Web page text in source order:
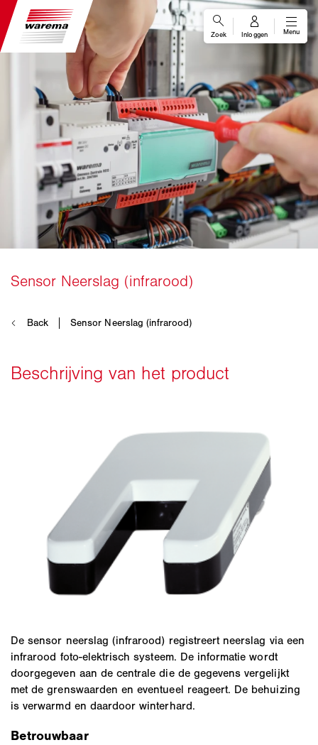
De sensor neerslag (infrarood) registreert neerslag via een
infrarood foto-elektrisch systeem. De informatie wordt
doorgegeven aan de centrale die de gegevens vergelijkt
met de grenswaarden en eventueel reageert. De behuizing
is verwarmd en daardoor winterhard.
Betrouwbaar